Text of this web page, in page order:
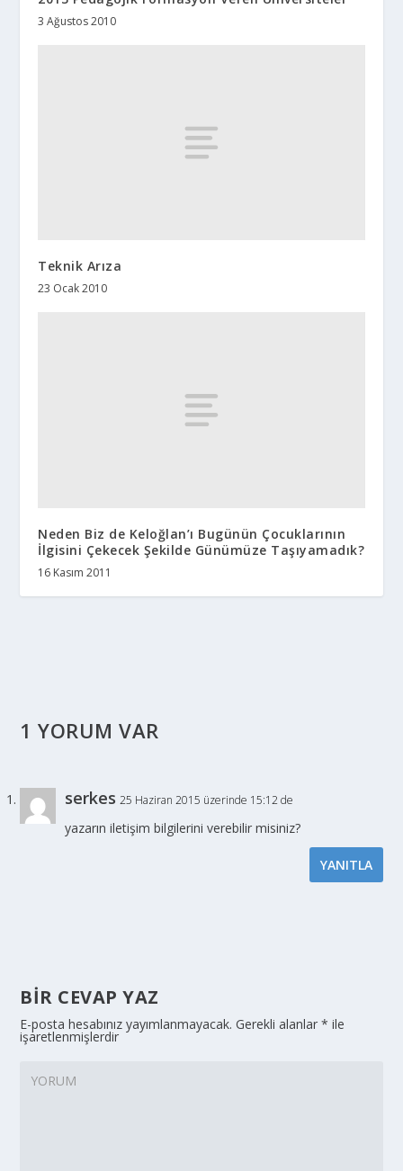
3 Ağustos 2010
Teknik Arıza
23 Ocak 2010
Neden Biz de Keloğlan’ı Bugünün Çocuklarının
İlgisini Çekecek Şekilde Günümüze Taşıyamadık?
16 Kasım 2011
1 YORUM VAR
serkes 25 Haziran 2015 üzerinde 15:12 de
yazarın iletişim bilgilerini verebilir misiniz?
YANITLA
BIR CEVAP YAZ
E-posta hesabınız yayımlanmayacak. Gerekli alanlar* ile
işaretlenmişlerdir